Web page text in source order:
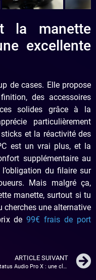
la manette
excellente
de cases. Elle propose
des accessoires
solides grâce à la
particulièrement
et la réactivité des
est un vrai plus, et la
supplémentaire au
du filaire sur
Mais malgré ça,
manette, surtout si tu
cherches une alternative
de99€ frais de port
ARTICLE SUIVANT
Test Status Audio Pro X : une claque audio dans un format miniature